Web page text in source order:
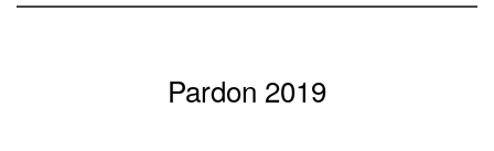
Pardon 2019